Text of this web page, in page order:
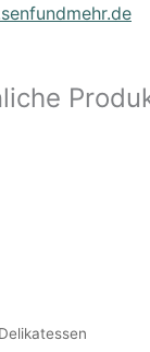
Delikatessen